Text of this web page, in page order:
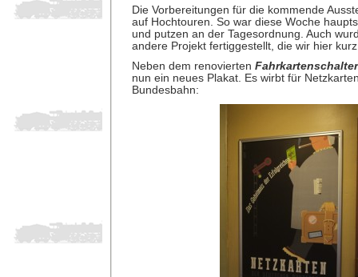
Die Vorbereitungen für die kommende
auf Hochtouren. So war diese Woche
und putzen an der Tagesordnung. Auch
andere Projekt fertiggestellt, die wir hier
Neben dem renovierten Fahrkartenschalter
nun ein neues Plakat. Es wirbt für
Bundesbahn: